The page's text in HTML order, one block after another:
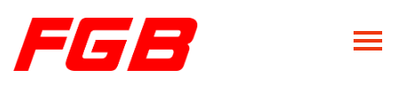
Главная
О Нас